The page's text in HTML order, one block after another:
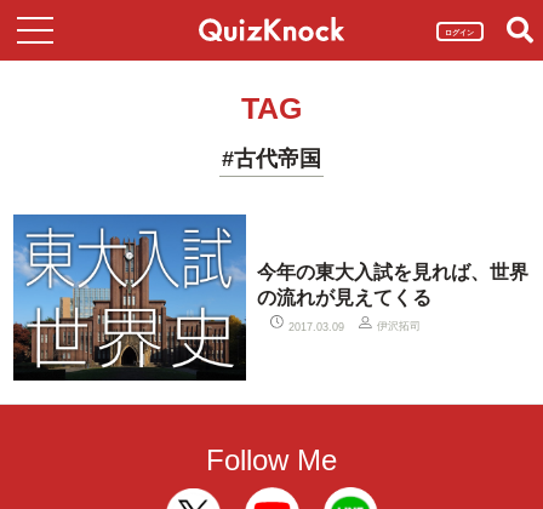
ログイン
TAG
#古代帝国
今年の東大入試を見れば、世界
の流れが見えてくる
2017.03.09 伊沢拓司
Follow Me